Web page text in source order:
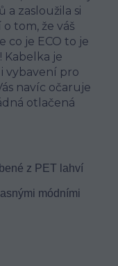
zasloužila si
tom, že váš
je ECO to je
je
vybavení pro
navíc očaruje
otlačená
z PET lahví
módními